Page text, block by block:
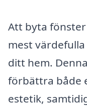
Att byta fönster
mest
ditt hem.
förbättra både
estetik,